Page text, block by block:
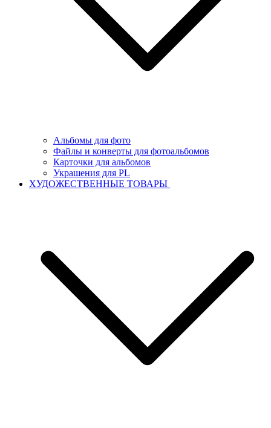
Альбомы для фото
Файлы и конверты для фотоальбомов
Карточки для альбомов
Украшения для PL
ХУДОЖЕСТВЕННЫЕ ТОВАРЫ